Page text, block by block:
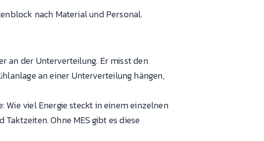
nach Material und Personal.
an der Unterverteilung. Er misst den
an einer Unterverteilung hängen,
Wie viel Energie steckt in einem einzelnen
Ohne MES gibt es diese